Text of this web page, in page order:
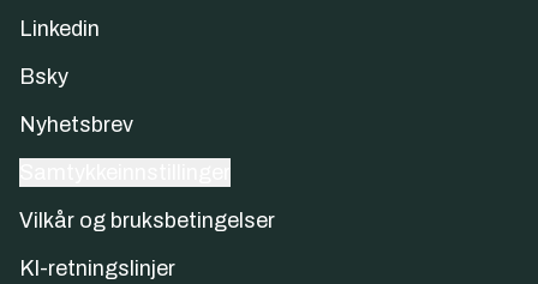
Linkedin
Bsky
Nyhetsbrev
Vilkår og bruksbetingelser
KI-retningslinjer